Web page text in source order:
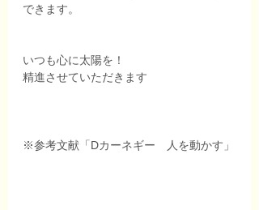
できます。
いつも心に太陽を！
精進させていただきます
※参考文献「Dカーネギー　人を動かす」